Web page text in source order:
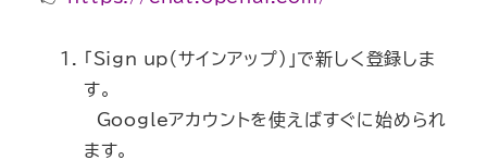
「Sign up（サインアップ）」で新しく登録しま
す。
Googleアカウントを使えばすぐに始められ
ます。